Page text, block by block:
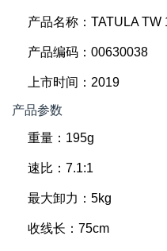
产品名称：TATULA TW
产品编码：00630038
上市时间：2019
产品参数
重量：195g
速比：7.1:1
最大卸力：5kg
收线长：75cm